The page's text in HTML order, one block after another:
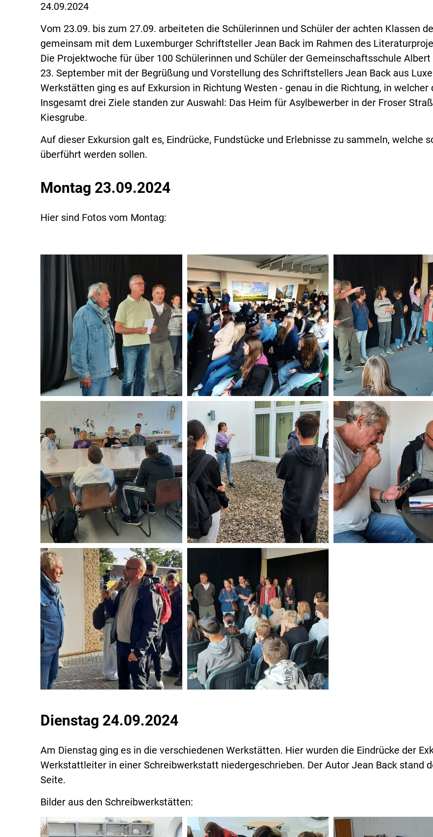
24.09.2024
Vom 23.09. bis zum 27.09. arbeiteten die Schülerinnen und Schüler der achten Klassen
gemeinsam mit dem Luxemburger Schriftsteller Jean Back im Rahmen des
Die Projektwoche für über 100 Schülerinnen und Schüler der Gemeinschaftsschule
23. September mit der Begrüßung und Vorstellung des Schriftstellers Jean Back aus
Werkstätten ging es auf Exkursion in Richtung Westen - genau in die Richtung, in
Insgesamt drei Ziele standen zur Auswahl: Das Heim für Asylbewerber in der Froser
Kiesgrube.
Auf dieser Exkursion galt es, Eindrücke, Fundstücke und Erlebnisse zu sammeln, welche
überführt werden sollen.
Montag 23.09.2024
Hier sind Fotos vom Montag:
Dienstag 24.09.2024
Am Dienstag ging es in die verschiedenen Werkstätten. Hier wurden die Eindrücke der
Werkstattleiter in einer Schreibwerkstatt niedergeschrieben. Der Autor Jean Back stand
Seite.
Bilder aus den Schreibwerkstätten: